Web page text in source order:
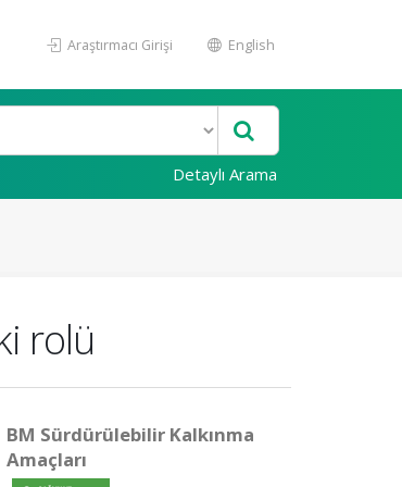
Araştırmacı Girişi English
Detaylı Arama
rolü
BM Sürdürülebilir Kalkınma
Amaçları